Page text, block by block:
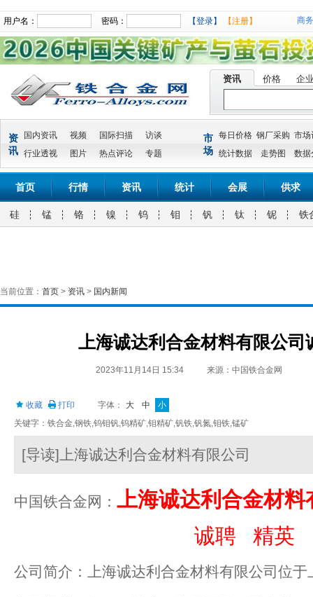
用户名： 密码： 【登录】 【注册】 商
资讯 价格 企
资
讯
国内资讯 视频 国际扫描
访谈
行业透视
图片 热点评论 专题
市
场
每日价格 钢厂采购 市场
统计数据
走势图 数据
首页 行情 资讯 统计 会展 供求
硅 锰 铬 镍 钨 钼 钒 钛 铌 铁
当前位置： 首页 > 资讯 > 国内新闻
上海诚达利合金材料有限公司
2023年11月14日 15:34 来源：中国铁合金网
收藏 打印 字体： 大 中
小
关键字：铁合金,钢铁,钨钼钒,钨精矿,钼精矿,钒铁,钒氮,钼铁,锰矿
[导读]上海诚达利合金材料有限公司
中国铁合金网： 上海诚达利合金材料
诚聘 精英
公司简介：上海诚达利合金材料有限公司位于